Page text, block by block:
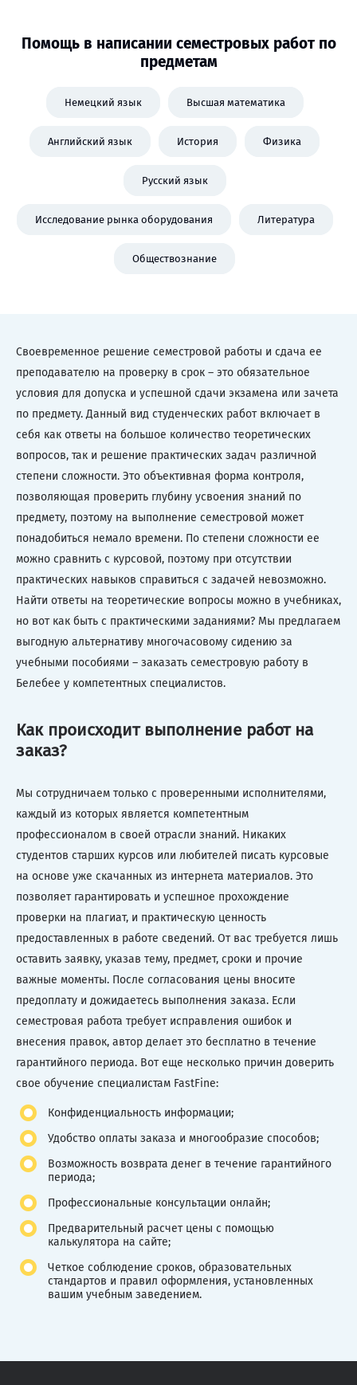
Помощь в написании семестровых работ по
предметам
Немецкий язык Высшая математика
Английский язык История Физика
Русский язык
Исследование рынка оборудования Литература
Обществознание
Своевременное решение семестровой работы и сдача ее
преподавателю на проверку в срок – это обязательное
условия для допуска и успешной сдачи экзамена или зачета
по предмету. Данный вид студенческих работ включает в
себя как ответы на большое количество теоретических
вопросов, так и решение практических задач различной
степени сложности. Это объективная форма контроля,
позволяющая проверить глубину усвоения знаний по
предмету, поэтому на выполнение семестровой может
понадобиться немало времени. По степени сложности ее
можно сравнить с курсовой, поэтому при отсутствии
практических навыков справиться с задачей невозможно.
Найти ответы на теоретические вопросы можно в учебниках,
но вот как быть с практическими заданиями? Мы предлагаем
выгодную альтернативу многочасовому сидению за
учебными пособиями – заказать семестровую работу в
Белебее у компетентных специалистов.
Как происходит выполнение работ на
заказ?
Мы сотрудничаем только с проверенными исполнителями,
каждый из которых является компетентным
профессионалом в своей отрасли знаний. Никаких
студентов старших курсов или любителей писать курсовые
на основе уже скачанных из интернета материалов. Это
позволяет гарантировать и успешное прохождение
проверки на плагиат, и практическую ценность
предоставленных в работе сведений. От вас требуется лишь
оставить заявку, указав тему, предмет, сроки и прочие
важные моменты. После согласования цены вносите
предоплату и дожидаетесь выполнения заказа. Если
семестровая работа требует исправления ошибок и
внесения правок, автор делает это бесплатно в течение
гарантийного периода. Вот еще несколько причин доверить
свое обучение специалистам FastFine:
Конфиденциальность информации;
Удобство оплаты заказа и многообразие способов;
Возможность возврата денег в течение гарантийного
периода;
Профессиональные консультации онлайн;
Предварительный расчет цены с помощью
калькулятора на сайте;
Четкое соблюдение сроков, образовательных
стандартов и правил оформления, установленных
вашим учебным заведением.